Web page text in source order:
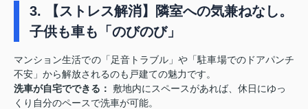
3. 【ストレス解消】隣室への気兼ねなし。
子供も車も「のびのび」
マンション生活での「足音トラブル」や「駐車場でのドアパンチ
不安」から解放されるのも戸建ての魅力です。
洗車が自宅でできる： 敷地内にスペースがあれば、休日にゆっ
くり自分のペースで洗車が可能。